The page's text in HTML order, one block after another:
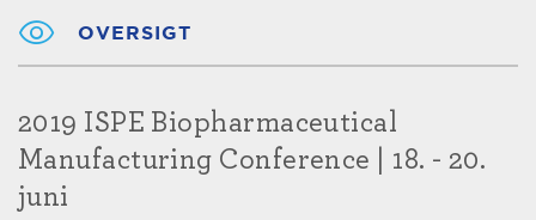
OVERSIGT
2019 ISPE Biopharmaceutical
Manufacturing Conference | 18. - 20.
juni